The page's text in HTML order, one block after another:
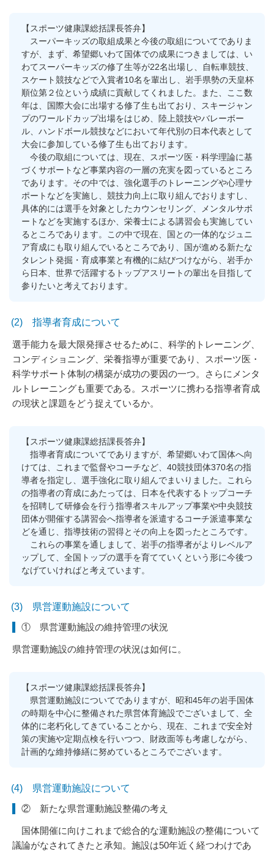
【スポーツ健康課総括課長答弁】
スーパーキッズの取組成果と今後の取組についてでありま
すが、まず、希望郷いわて国体での成果につきましては、い
わてスーパーキッズの修了生等が22名出場し、自転車競技、
スケート競技などで入賞者10名を輩出し、岩手県勢の天皇杯
順位第２位という成績に貢献してくれました。また、ここ数
年は、国際大会に出場する修了生も出ており、スキージャン
プのワールドカップ出場をはじめ、陸上競技やバレーボー
ル、ハンドボール競技などにおいて年代別の日本代表として
大会に参加している修了生も出ております。
今後の取組については、現在、スポーツ医・科学理論に基
づくサポートなど事業内容の一層の充実を図っているところ
であります。その中では、強化選手のトレーニングや心理サ
ポートなどを実施し、競技力向上に取り組んでおりますし、
具体的には選手を対象としたカウンセリング、メンタルサポ
ートなどを実施するほか、栄養士による講習会も実施してい
るところであります。この中で現在、国との一体的なジュニ
ア育成にも取り組んでいるところであり、国が進める新たな
タレント発掘・育成事業と有機的に結びつけながら、岩手か
ら日本、世界で活躍するトップアスリートの輩出を目指して
参りたいと考えております。
(2) 指導者育成について
選手能力を最大限発揮させるために、科学的トレーニング、
コンディショニング、栄養指導が重要であり、スポーツ医・
科学サポート体制の構築が成功の要因の一つ。さらにメンタ
ルトレーニングも重要である。スポーツに携わる指導者育成
の現状と課題をどう捉えているか。
【スポーツ健康課総括課長答弁】
指導者育成についてでありますが、希望郷いわて国体へ向
けては、これまで監督やコーチなど、40競技団体370名の指
導者を指定し、選手強化に取り組んでまいりました。これら
の指導者の育成にあたっては、日本を代表するトップコーチ
を招聘して研修会を行う指導者スキルアップ事業や中央競技
団体が開催する講習会へ指導者を派遣するコーチ派遣事業な
どを通じ、指導技術の習得とその向上を図ったところです。
これらの事業を通しまして、岩手の指導者がよりレベルア
ップして、全国トップの選手を育てていくという形に今後つ
なげていければと考えています。
(3) 県営運動施設について
① 県営運動施設の維持管理の状況
県営運動施設の維持管理の状況は如何に。
【スポーツ健康課総括課長答弁】
県営運動施設についてでありますが、昭和45年の岩手国体
の時期を中心に整備された県営体育施設でございまして、全
体的に老朽化してきていることから、現在、これまで安全対
策の実施や定期点検を行いつつ、財政面等も考慮しながら、
計画的な維持修繕に努めているところでございます。
(4) 県営運動施設について
② 新たな県営運動施設整備の考え
国体開催に向けこれまで総合的な運動施設の整備について
議論がなされてきたと承知。施設は50年近く経つわけであ